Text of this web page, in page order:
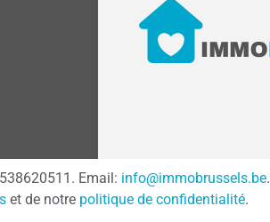
Email: info@immobrussels.be.
et de notre politique de confidentialité.